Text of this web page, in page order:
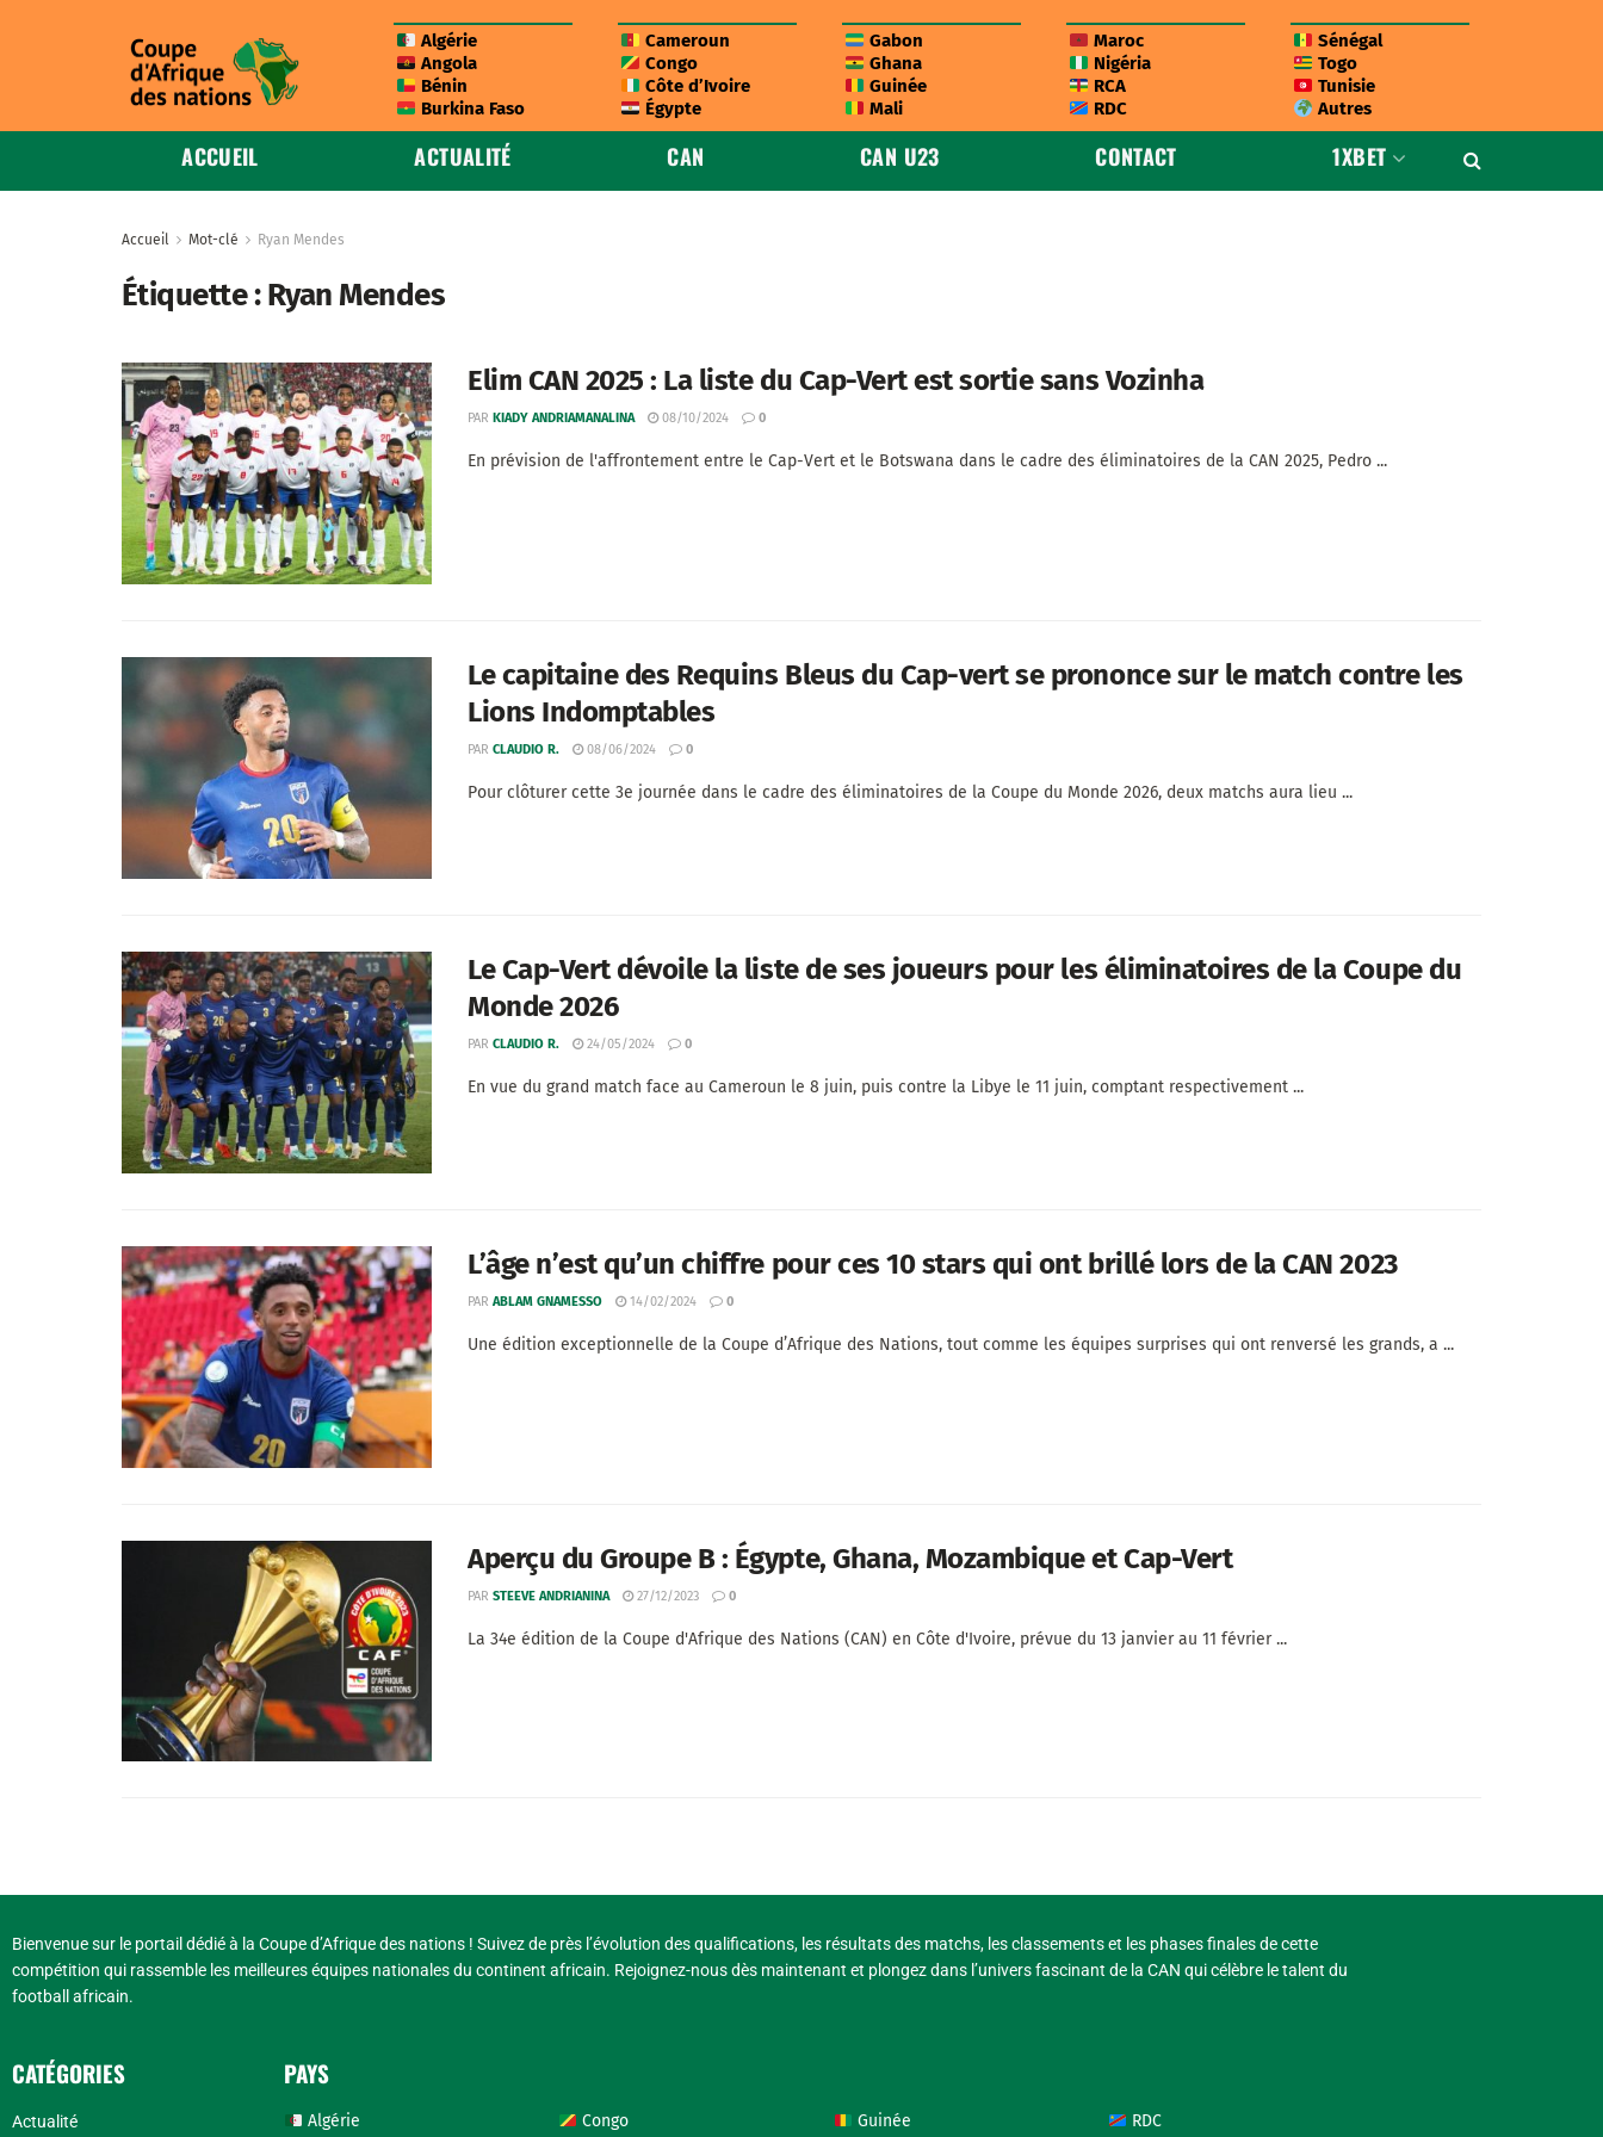
Algérie
Angola
Bénin
Burkina Faso
Cameroun
Congo
Côte d’Ivoire
Égypte
Gabon
Ghana
Guinée
Mali
Maroc
Nigéria
RCA
RDC
Sénégal
Togo
Tunisie
Autres
ACCUEIL ACTUALITÉ CAN CAN U23 CONTACT 1XBET
Accueil Mot-clé Ryan Mendes
Étiquette :Ryan Mendes
Elim CAN 2025 : La liste du Cap-Vert est sortie sans Vozinha
PAR KIADY ANDRIAMANALINA 08/10/2024 0
En prévision de l'affrontement entre le Cap-Vert et le Botswana dans le cadre des éliminatoires de la CAN 2025, Pedro ...
Le capitaine des Requins Bleus du Cap-vert se prononce sur le match contre les
Lions Indomptables
PAR CLAUDIO R. 08/06/2024 0
Pour clôturer cette 3e journée dans le cadre des éliminatoires de la Coupe du Monde 2026, deux matchs aura lieu ...
Le Cap-Vert dévoile la liste de ses joueurs pour les éliminatoires de la Coupe du
Monde 2026
PAR CLAUDIO R. 24/05/2024 0
En vue du grand match face au Cameroun le 8 juin, puis contre la Libye le 11 juin, comptant respectivement ...
L’âge n’est qu’un chiffre pour ces 10 stars qui ont brillé lors de la CAN 2023
PAR ABLAM GNAMESSO 14/02/2024 0
Une édition exceptionnelle de la Coupe d’Afrique des Nations, tout comme les équipes surprises qui ont renversé les grands, a ...
Aperçu du Groupe B : Égypte, Ghana, Mozambique et Cap-Vert
PAR STEEVE ANDRIANINA 27/12/2023 0
La 34e édition de la Coupe d'Afrique des Nations (CAN) en Côte d'Ivoire, prévue du 13 janvier au 11 février ...
Bienvenue sur le portail dédié à la Coupe d’Afrique des nations ! Suivez de près l’évolution des qualifications, les résultats des matchs, les classements et les phases finales de cette
compétition qui rassemble les meilleures équipes nationales du continent africain. Rejoignez-nous dès maintenant et plongez dans l’univers fascinant de la CAN qui célèbre le talent du
football africain.
CATÉGORIES
Actualité
PAYS
Algérie Congo Guinée RDC